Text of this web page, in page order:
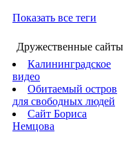
Показать все теги
Дружественные сайты
Калининградское
видео
Обитаемый остров
для свободных людей
Сайт Бориса
Немцова